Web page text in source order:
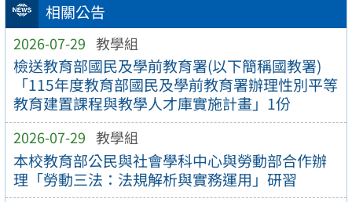
相關公告
2026-07-29 教學組
檢送教育部國民及學前教育署(以下簡稱國教署)
「115年度教育部國民及學前教育署辦理性別平等
教育建置課程與教學人才庫實施計畫」1份
2026-07-29 教學組
本校教育部公民與社會學科中心與勞動部合作辦
理「勞動三法：法規解析與實務運用」研習